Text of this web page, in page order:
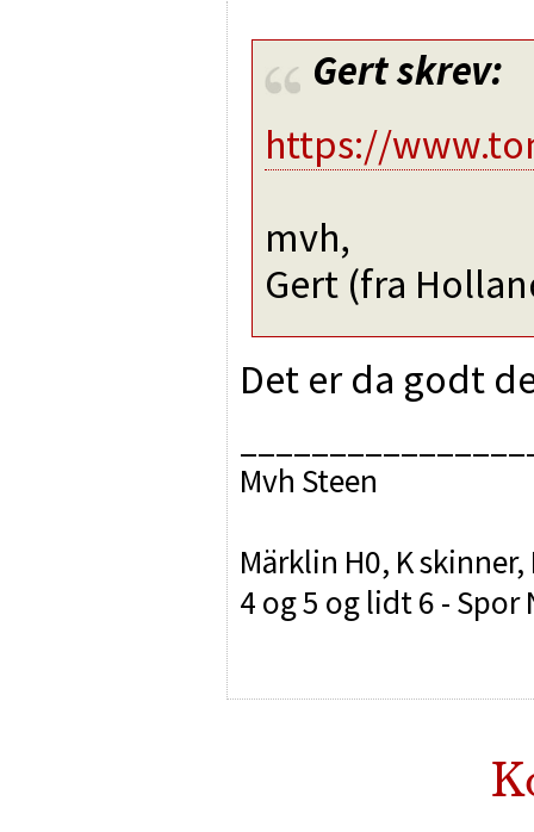
Gertskrev:
https://
mvh,
Gert (fra
Det er da godt
Mvh Steen
Märklin H0, K
4 og 5 og lidt 6 - Spor